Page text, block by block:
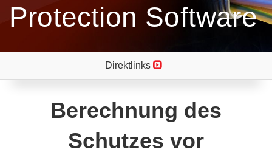
Protection Software
Direktlinks
Berechnung des
Schutzes vor